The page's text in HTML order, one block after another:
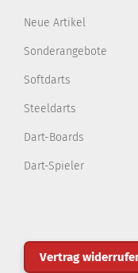
Neue Artikel
Sonderangebote
Softdarts
Steeldarts
Dart-Boards
Dart-Spieler
Vertrag